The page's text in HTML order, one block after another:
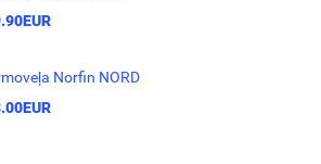
Norfin NORD